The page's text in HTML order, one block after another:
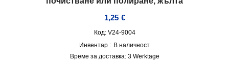
1,25 €
Код: V24-9004
Инвентар : В наличност
Време за доставка: 3 Werktage